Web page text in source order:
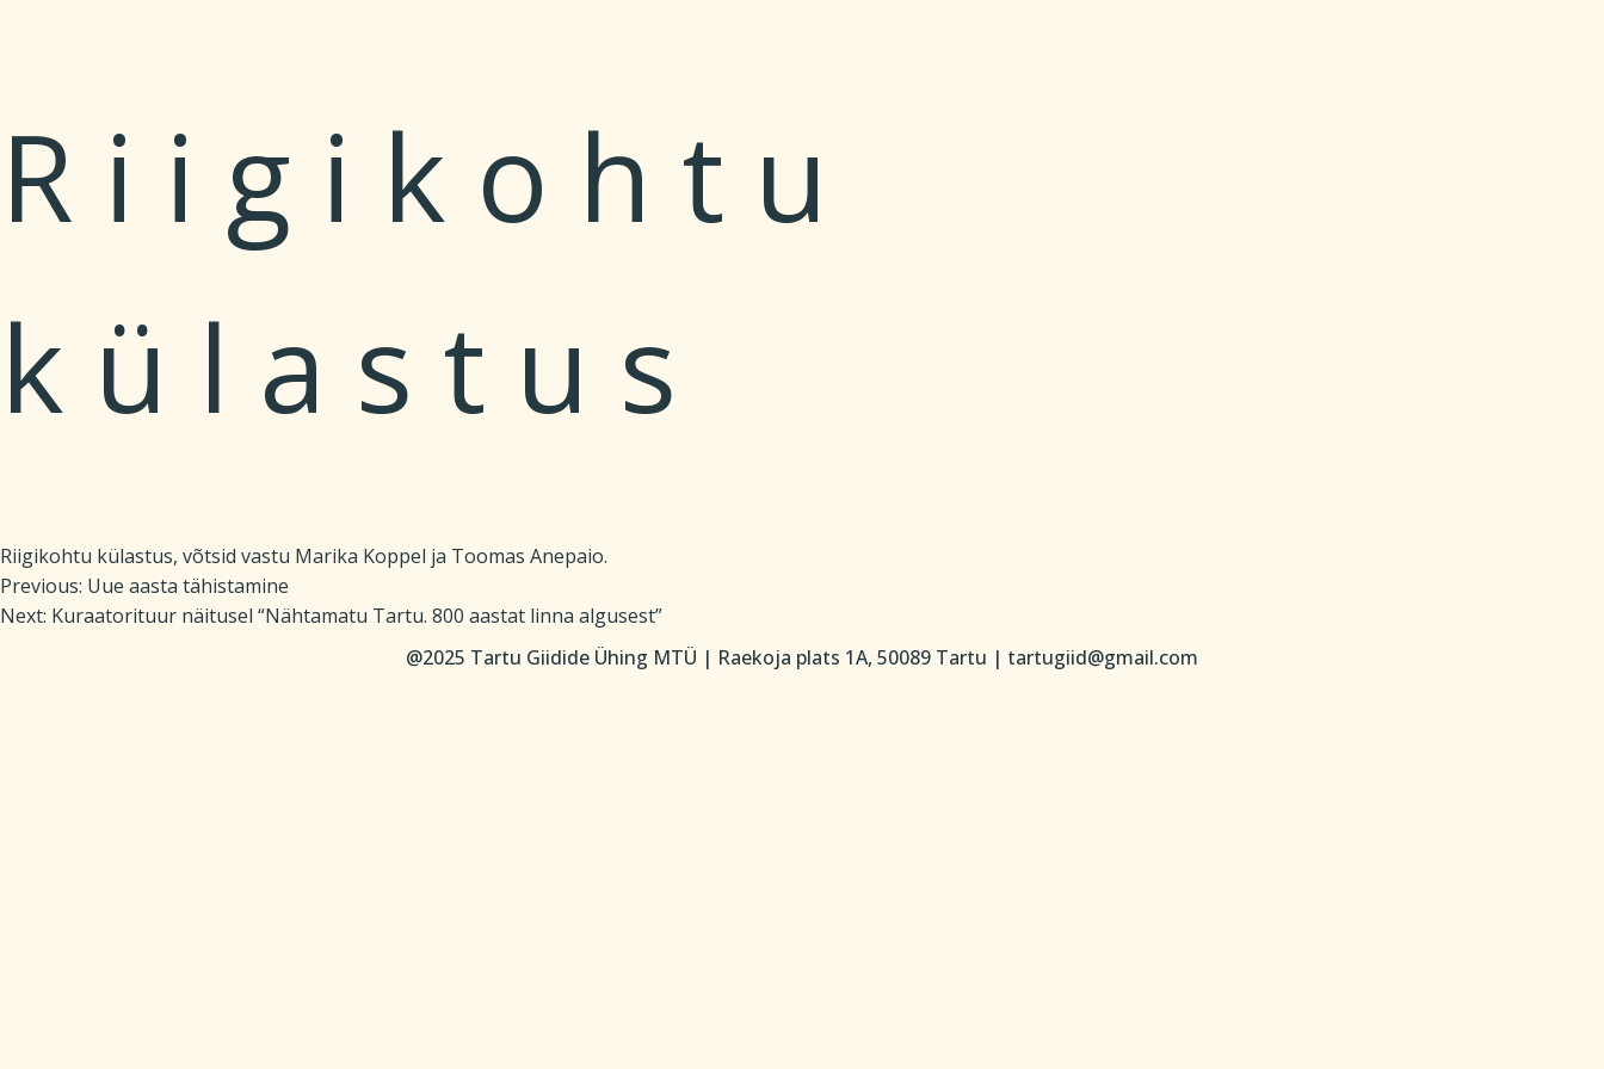
Riigikohtu
külastus
Riigikohtu külastus, võtsid vastu Marika Koppel ja Toomas Anepaio.
Post
Previous: Uue aasta tähistamine
Next: Kuraatorituur näitusel “Nähtamatu Tartu. 800 aastat linna algusest”
@2025 Tartu Giidide Ühing MTÜ | Raekoja plats 1A, 50089 Tartu | tartugiid@gmail.com